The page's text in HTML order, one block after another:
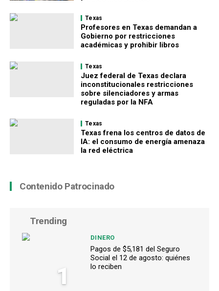
Texas
Profesores en Texas demandan a
Gobierno por restricciones
académicas y prohibir libros
Texas
Juez federal de Texas declara
inconstitucionales restricciones
sobre silenciadores y armas
reguladas por la NFA
Texas
Texas frena los centros de datos de
IA: el consumo de energía amenaza
la red eléctrica
Contenido Patrocinado
Trending
1
DINERO
Pagos de $5,181 del Seguro
Social el 12 de agosto: quiénes
lo reciben